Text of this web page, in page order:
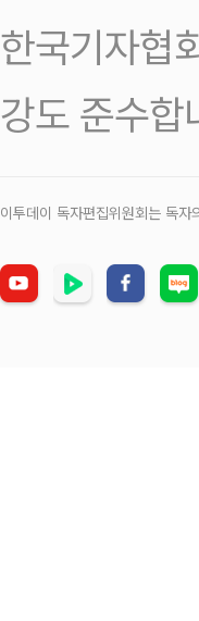
한국기자협
강도 준수합
이투데이 독자편집위원회는 독